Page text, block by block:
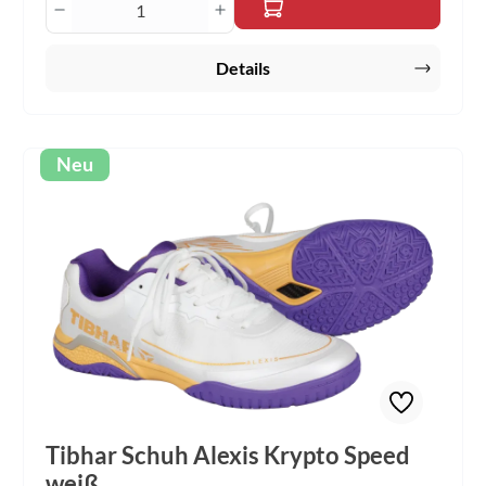
oder im Wettkampf – der Tibhar Alexis Krypto Speed ist
Ihr zuverlässiger Partner für höchste Ansprüche im
Spiel auf das nächste Level.Details
Neu
Tibhar Schuh Alexis Krypto Speed